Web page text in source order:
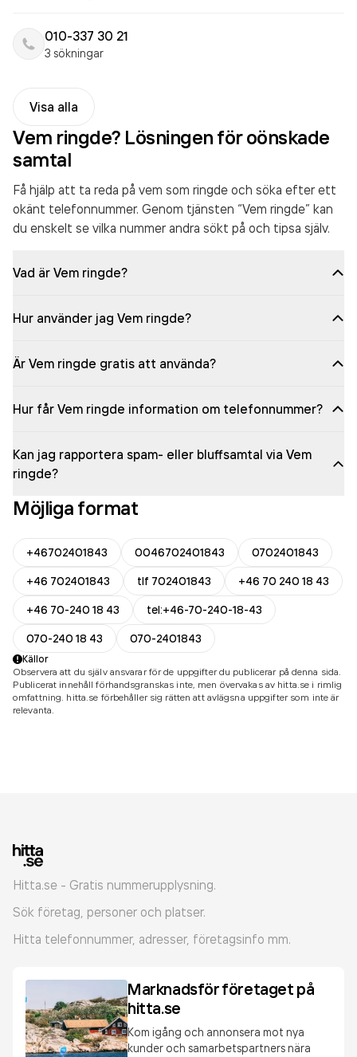
010-337 30 21
3 sökningar
Visa alla
Vem ringde? Lösningen för oönskade
samtal
Få hjälp att ta reda på vem som ringde och söka efter ett
okänt telefonnummer. Genom tjänsten “Vem ringde” kan
du enskelt se vilka nummer andra sökt på och tipsa själv.
Vad är Vem ringde?
Hur använder jag Vem ringde?
Är Vem ringde gratis att använda?
Hur får Vem ringde information om telefonnummer?
Kan jag rapportera spam- eller bluffsamtal via Vem
ringde?
Möjliga format
+46702401843 0046702401843
0702401843
+46 702401843
tlf 702401843
+46 70 240 18 43
+46 70-240 18 43
tel:+46-70-240-18-43
070-240 18 43
070-2401843
Källor
Observera att du själv ansvarar för de uppgifter du publicerar på denna sida.
Publicerat innehåll förhandsgranskas inte, men övervakas av hitta.se i rimlig
omfattning. hitta.se förbehåller sig rätten att avlägsna uppgifter som inte är
relevanta.
Hitta.se - Gratis nummerupplysning.
Sök företag, personer och platser.
Hitta telefonnummer, adresser, företagsinfo mm.
Marknadsför företaget på
hitta.se
Kom igång och annonsera mot nya
kunder och samarbetspartners nära